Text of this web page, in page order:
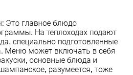
Это главное блюдо
На теплоходах подают
специально подготовленные
Меню может включать в себя
основные блюда и
разумеется, тоже